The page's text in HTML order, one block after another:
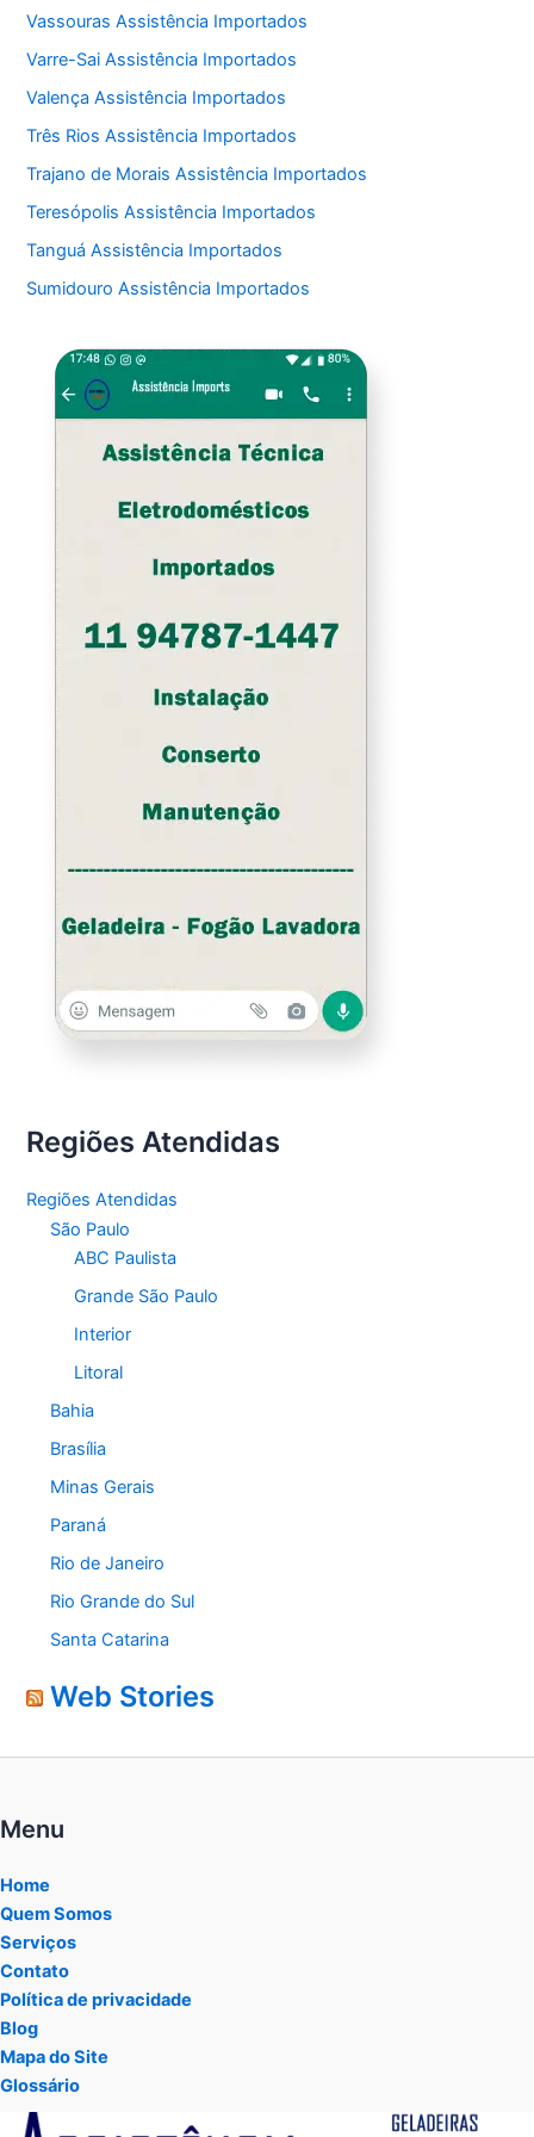
Vassouras Assistência Importados
Varre-Sai Assistência Importados
Valença Assistência Importados
Três Rios Assistência Importados
Trajano de Morais Assistência Importados
Teresópolis Assistência Importados
Tanguá Assistência Importados
Sumidouro Assistência Importados
Regiões Atendidas
Regiões Atendidas
São Paulo
ABC Paulista
Grande São Paulo
Interior
Litoral
Bahia
Brasília
Minas Gerais
Paraná
Rio de Janeiro
Rio Grande do Sul
Santa Catarina
Web Stories
Menu
Home
Quem Somos
Serviços
Contato
Política de privacidade
Blog
Mapa do Site
Glossário
Tocador